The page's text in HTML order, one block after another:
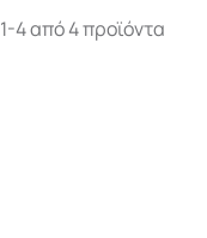
1-4 από 4 προϊόντα